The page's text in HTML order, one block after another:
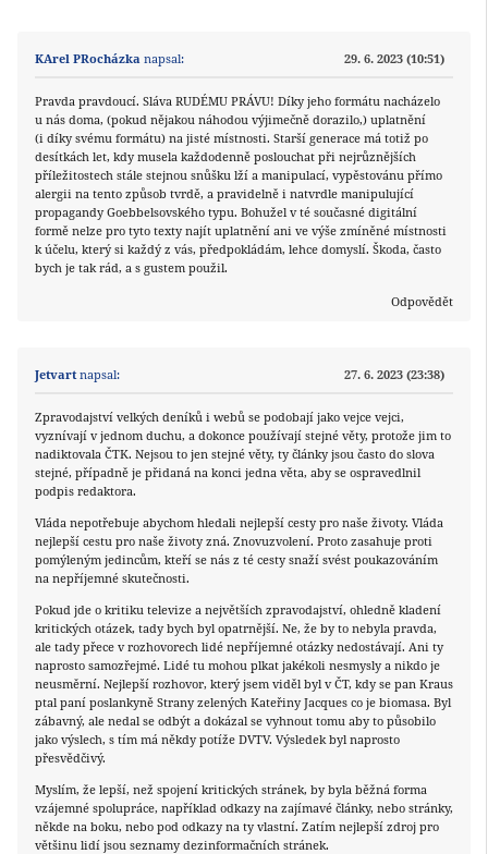
KArel PRocházka napsal: 29. 6. 2023 (10:51)
Pravda pravdoucí. Sláva RUDÉMU PRÁVU! Díky jeho formátu nacházelo
u nás doma, (pokud nějakou náhodou výjimečně dorazilo,) uplatnění
(i díky svému formátu) na jisté místnosti. Starší generace má totiž po
desítkách let, kdy musela každodenně poslouchat při nejrůznějších
příležitostech stále stejnou snůšku lží a manipulací, vypěstovánu přímo
alergii na tento způsob tvrdě, a pravidelně i natvrdle manipulující
propagandy Goebbelsovského typu. Bohužel v té současné digitální
formě nelze pro tyto texty najít uplatnění ani ve výše zmíněné místnosti
k účelu, který si každý z vás, předpokládám, lehce domyslí. Škoda, často
bych je tak rád, a s gustem použil.
Odpovědět
Jetvart napsal: 27. 6. 2023 (23:38)
Zpravodajství velkých deníků i webů se podobají jako vejce vejci,
vyznívají v jednom duchu, a dokonce používají stejné věty, protože jim to
nadiktovala ČTK. Nejsou to jen stejné věty, ty články jsou často do slova
stejné, případně je přidaná na konci jedna věta, aby se ospravedlnil
podpis redaktora.
Vláda nepotřebuje abychom hledali nejlepší cesty pro naše životy. Vláda
nejlepší cestu pro naše životy zná. Znovuzvolení. Proto zasahuje proti
pomýleným jedincům, kteří se nás z té cesty snaží svést poukazováním
na nepříjemné skutečnosti.
Pokud jde o kritiku televize a největších zpravodajství, ohledně kladení
kritických otázek, tady bych byl opatrnější. Ne, že by to nebyla pravda,
ale tady přece v rozhovorech lidé nepříjemné otázky nedostávají. Ani ty
naprosto samozřejmé. Lidé tu mohou plkat jakékoli nesmysly a nikdo je
neusměrní. Nejlepší rozhovor, který jsem viděl byl v ČT, kdy se pan Kraus
ptal paní poslankyně Strany zelených Kateřiny Jacques co je biomasa. Byl
zábavný, ale nedal se odbýt a dokázal se vyhnout tomu aby to působilo
jako výslech, s tím má někdy potíže DVTV. Výsledek byl naprosto
přesvědčivý.
Myslím, že lepší, než spojení kritických stránek, by byla běžná forma
vzájemné spolupráce, například odkazy na zajímavé články, nebo stránky,
někde na boku, nebo pod odkazy na ty vlastní. Zatím nejlepší zdroj pro
většinu lidí jsou seznamy dezinformačních stránek.